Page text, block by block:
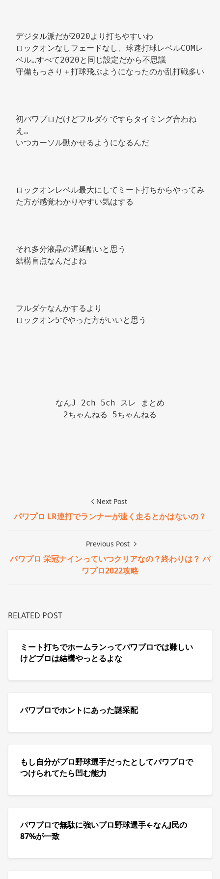
デジタル派だが2020より打ちやすいわ
ロックオンなしフェードなし、球速打球レベルCOMレ
ベル…すべて2020と同じ設定だから不思議
初パワプロだけどフルダケですらタイミング合わね
え…
いつカーソル動かせるようになるんだ
ロックオンレベル最大にしてミート打ちからやってみ
た方が感覚わかりやすい気はする
それ多分液晶の遅延酷いと思う
結構盲点なんだよね
フルダケなんかするより
ロックオン5でやった方がいいと思う
なんJ 2ch 5ch スレ まとめ
2ちゃんねる 5ちゃんねる
Next Post
パワプロ LR連打でランナーが速く走るとかはないの？
Previous Post
パワプロ 栄冠ナインっていつクリアなの？終わりは？ パ
ワプロ2022攻略
RELATED POST
ミート打ちでホームランってパワプロでは難しい
けどプロは結構やっとるよな
パワプロでホントにあった謎采配
もし自分がプロ野球選手だったとしてパワプロで
つけられてたら凹む能力
パワプロで無駄に強いプロ野球選手←なんJ民の
87%が一致